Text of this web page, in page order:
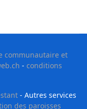
communautaire et
- conditions
- Autres services
des paroisses